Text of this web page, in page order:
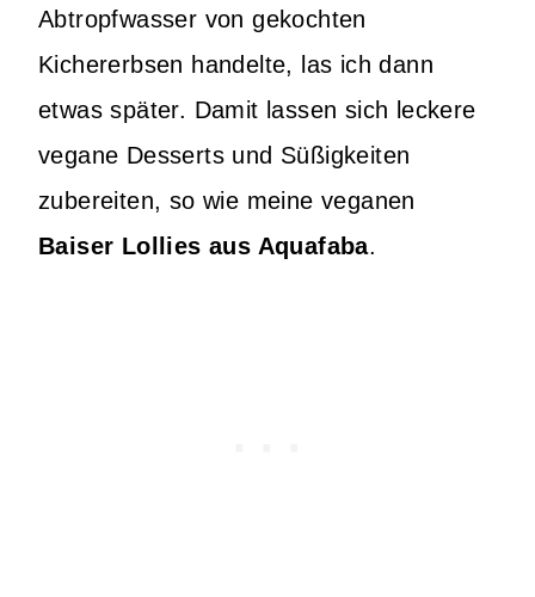
Abtropfwasser von gekochten
Kichererbsen handelte, las ich dann
etwas später. Damit lassen sich leckere
vegane Desserts und Süßigkeiten
zubereiten, so wie meine veganen
Baiser Lollies aus Aquafaba.